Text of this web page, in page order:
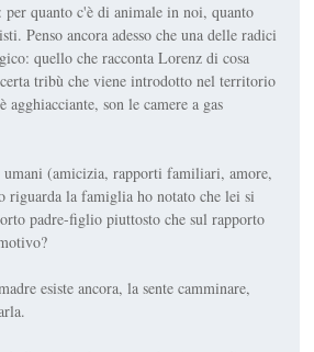
quanto c'è di animale in noi, quanto
Penso ancora adesso che una delle radici
quello che racconta Lorenz di cosa
tribù che viene introdotto nel territorio
son le camere a gas
umani (amicizia, rapporti familiari, amore,
riguarda la famiglia ho notato che lei si
padre-figlio piuttosto che sul rapporto
esiste ancora, la sente camminare,